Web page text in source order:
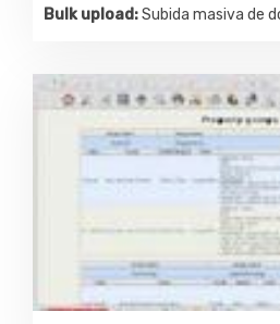
Bulk upload:Subida masiva de